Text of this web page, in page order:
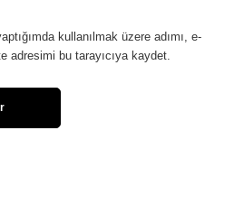
kullanılmak üzere adımı, e-
adresimi bu tarayıcıya kaydet.